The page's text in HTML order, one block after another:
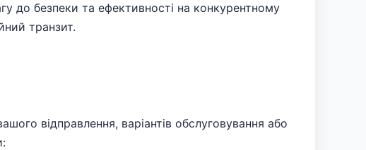
до безпеки та ефективності на конкурентному
транзит.
відправлення, варіантів обслуговування або